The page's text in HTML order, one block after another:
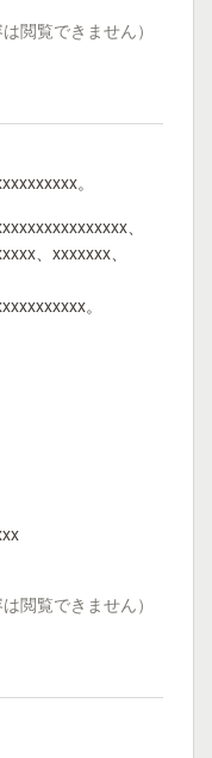
閲覧できません）
。
、
、xxxxxxx、
。
閲覧できません）